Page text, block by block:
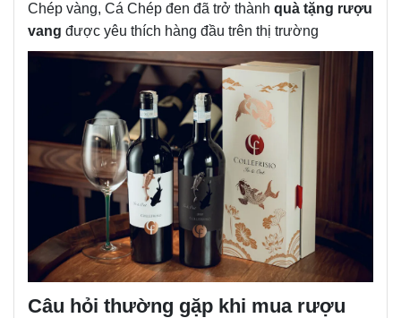
Chép vàng, Cá Chép đen đã trở thành quà tặng rượu
vang được yêu thích hàng đầu trên thị trường
Câu hỏi thường gặp khi mua rượu